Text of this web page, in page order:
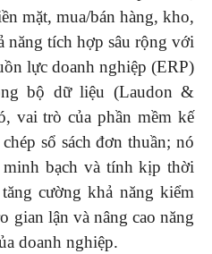
mặt, mua/bán hàng, kho,
năng tích hợp sâu rộng với
lực doanh nghiệp (ERP)
bộ dữ liệu (Laudon &
vai trò của phần mềm kế
sổ sách đơn thuần; nó
bạch và tính kịp thời
cường khả năng kiểm
gian lận và nâng cao năng
doanh nghiệp.